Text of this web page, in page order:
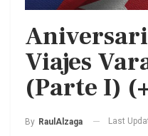
Viajes
(Parte I)
By RaulAlzaga Last